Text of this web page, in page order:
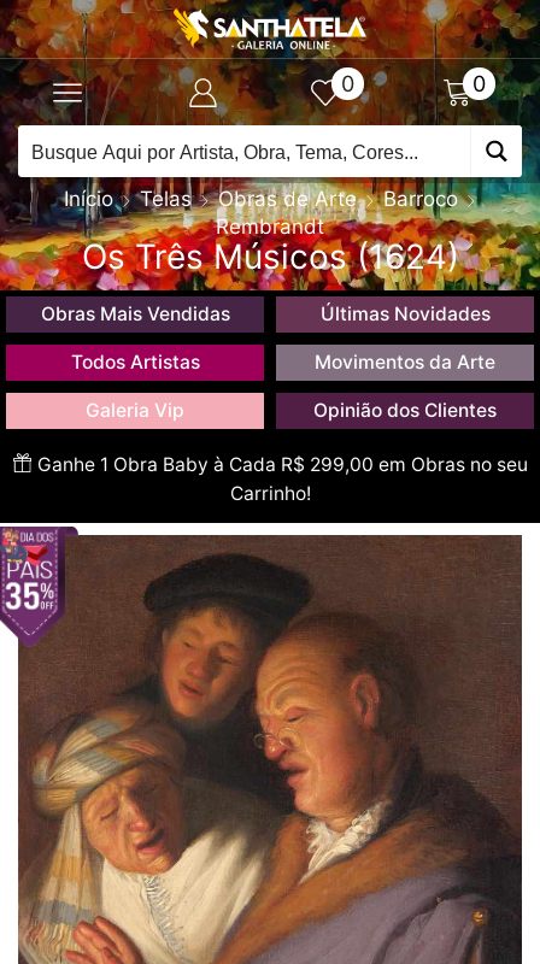
0 0
Início Telas Obras de Arte
Barroco
Rembrandt
Os Três Músicos (1624)
Obras Mais Vendidas Últimas Novidades
Todos Artistas Movimentos da Arte
Galeria Vip Opinião dos Clientes
Ganhe 1 Obra Baby à Cada R$ 299,00 em Obras no seu
Carrinho!